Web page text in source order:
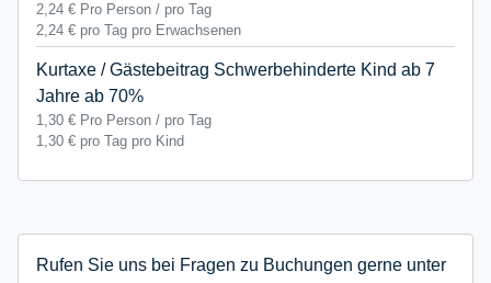
2,24 € Pro Person / pro Tag
2,24 € pro Tag pro Erwachsenen
Kurtaxe / Gästebeitrag Schwerbehinderte Kind ab 7
Jahre ab 70%
1,30 € Pro Person / pro Tag
1,30 € pro Tag pro Kind
Rufen Sie uns bei Fragen zu Buchungen gerne unter